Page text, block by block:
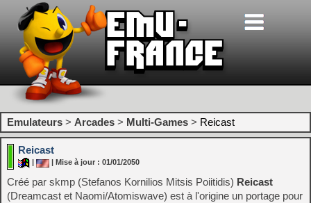
Emulateurs > Arcades > Multi-Games > Reicast
Reicast
| Mise à jour : 01/01/2050
Créé par skmp (Stefanos Kornilios Mitsis Poiitidis) Reicast
(Dreamcast et Naomi/Atomiswave) est à l'origine un portage pour